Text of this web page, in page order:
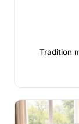
Tradition